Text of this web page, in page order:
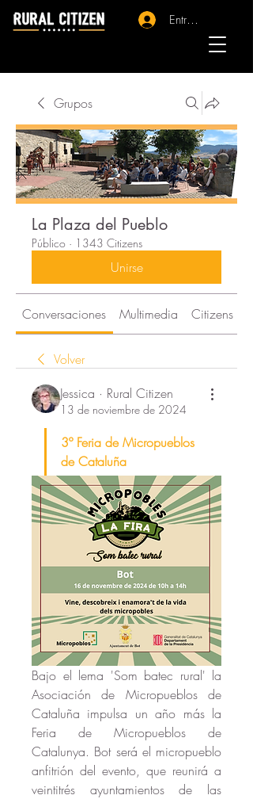
Entrar - Registro
Grupos
La Plaza del Pueblo
Público · 1343 Citizens
Unirse
Conversaciones Multimedia Citizens
Volver
Jessica · Rural Citizen
13 de noviembre de 2024
3º Feria de Micropueblos
de Cataluña
Bajo el lema 'Som batec rural' la
Asociación de Micropueblos de
Cataluña impulsa un año más la
Feria de Micropueblos de
Catalunya. Bot será el micropueblo
anfitrión del evento, que reunirá a
veintitrés ayuntamientos de las